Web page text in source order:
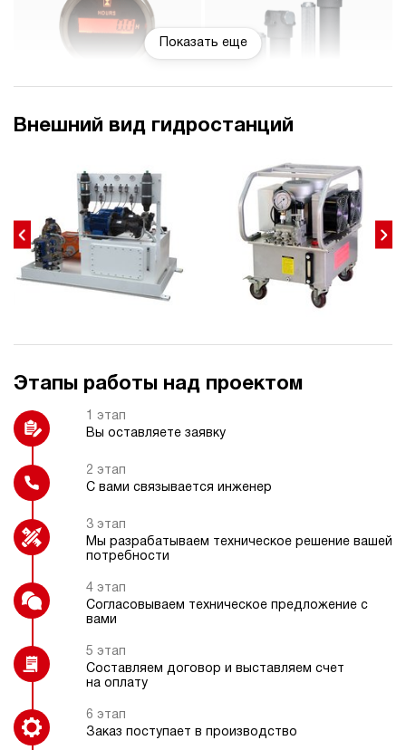
загрязнения
Гидравлический замок Частотный преобразователь
Датчик давления
Блок управления 1-8
Реле давления
Пульт радиоуправления
Показать еще
Внешний вид гидростанций
Этапы работы над проектом
1 этап
Вы оставляете заявку
2 этап
С вами связывается инженер
3 этап
Мы разрабатываем техническое решение вашей
потребности
4 этап
Согласовываем техническое предложение с
вами
5 этап
Составляем договор и выставляем счет
на оплату
6 этап
Заказ поступает в производство